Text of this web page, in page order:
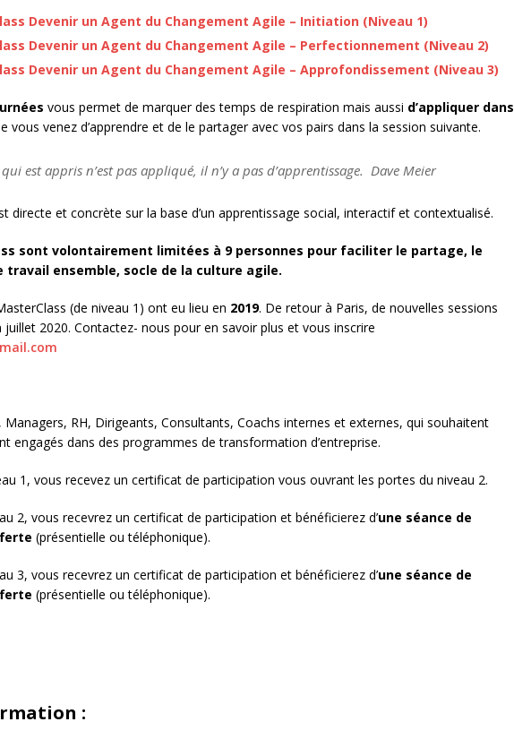
Devenir un Agent du Changement Agile – Initiation (Niveau 1)
Devenir un Agent du Changement Agile – Perfectionnement (Niveau 2)
Devenir un Agent du Changement Agile – Approfondissement (Niveau 3)
vous permet de marquer des temps de respiration mais aussi d’appliquer dans
vous venez d’apprendre et de le partager avec vos pairs dans la session suivante.
est appris n’est pas appliqué, il n’y a pas d’apprentissage. Dave Meier
directe et concrète sur la base d’un apprentissage social, interactif et contextualisé.
sont volontairement limitées à 9 personnes pour faciliter le partage, le
travail ensemble, socle de la culture agile.
(de niveau 1) ont eu lieu en 2019. De retour à Paris, de nouvelles sessions
juillet 2020. Contactez- nous pour en savoir plus et vous inscrire
RH, Dirigeants, Consultants, Coachs internes et externes, qui souhaitent
engagés dans des programmes de transformation d’entreprise.
1, vous recevez un certificat de participation vous ouvrant les portes du niveau 2.
2, vous recevrez un certificat de participation et bénéficierez d’une séance de
(présentielle ou téléphonique).
3, vous recevrez un certificat de participation et bénéficierez d’une séance de
(présentielle ou téléphonique).
: